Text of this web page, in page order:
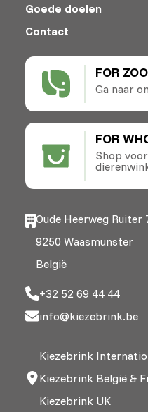
FOR
Ga naar
FOR
Shop
Goede doelen
Contact
Oude Heerweg Ruiter
9250 Waasmunster
België
+32 52 69 44 44
info@kiezebrink.be
Kiezebrink
Kiezebrink België &
Kiezebrink UK